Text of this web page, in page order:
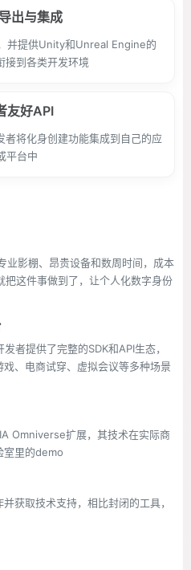
出与集成
并提供Unity和Unreal Engine的
接到各类开发环境
友好API
者将化身创建功能集成到自己的应
平台中
业影棚、昂贵设备和数周时间，成本
这件事做到了，让个人化数字身份
者提供了完整的SDK和API生态，
、电商试穿、虚拟会议等多种场景
Omniverse扩展，其技术在实际商
室里的demo
获取技术支持，相比封闭的工具，